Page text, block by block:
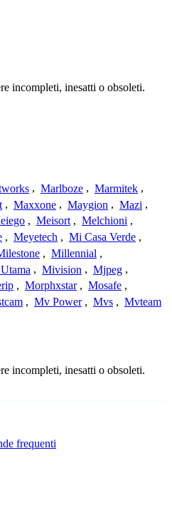
incompleti, inesatti o obsoleti.
, Marlboze , Marmitek ,
, Maxxone , Maygion , Mazi ,
, Meisort , Melchioni ,
, Meyetech , Mi Casa Verde ,
, Millennial ,
, Mivision , Mjpeg ,
, Morphxstar , Mosafe ,
, Mv Power , Mvs , Mvteam
incompleti, inesatti o obsoleti.
frequenti